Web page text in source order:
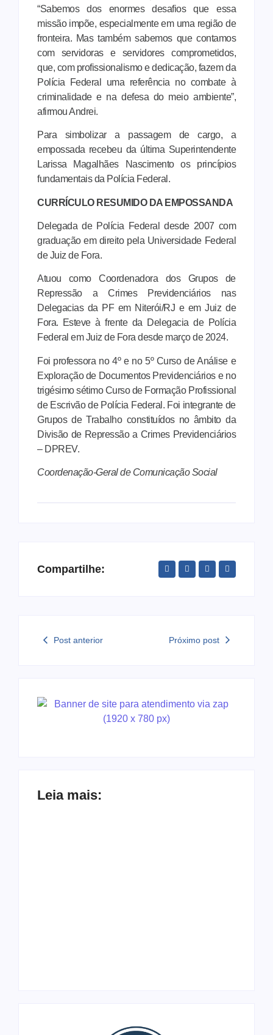
“Sabemos dos enormes desafios que essa
missão impõe, especialmente em uma região de
fronteira. Mas também sabemos que contamos
com servidoras e servidores comprometidos,
que, com profissionalismo e dedicação, fazem da
Polícia Federal uma referência no combate à
criminalidade e na defesa do meio ambiente”,
afirmou Andrei.
Para simbolizar a passagem de cargo, a
empossada recebeu da última Superintendente
Larissa Magalhães Nascimento os princípios
fundamentais da Polícia Federal.
CURRÍCULO RESUMIDO DA EMPOSSANDA
Delegada de Polícia Federal desde 2007 com
graduação em direito pela Universidade Federal
de Juiz de Fora.
Atuou como Coordenadora dos Grupos de
Repressão a Crimes Previdenciários nas
Delegacias da PF em Niterói/RJ e em Juiz de
Fora. Esteve à frente da Delegacia de Polícia
Federal em Juiz de Fora desde março de 2024.
Foi professora no 4º e no 5º Curso de Análise e
Exploração de Documentos Previdenciários e no
trigésimo sétimo Curso de Formação Profissional
de Escrivão de Polícia Federal. Foi integrante de
Grupos de Trabalho constituídos no âmbito da
Divisão de Repressão a Crimes Previdenciários
– DPREV.
Coordenação-Geral de Comunicação Social
Compartilhe:
Post anterior Próximo post
Leia mais: